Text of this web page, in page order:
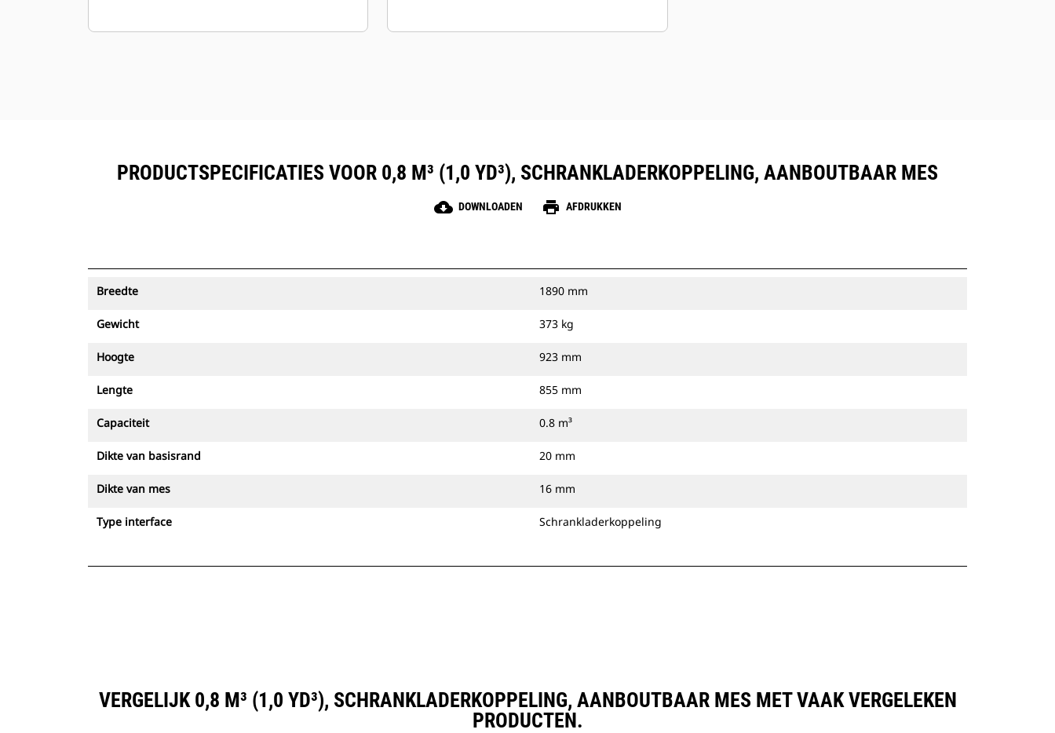
PRODUCTSPECIFICATIES VOOR 0,8 M³ (1,0 YD³), SCHRANKLADERKOPPELING, AANBOUTBAAR MES
cloud_download DOWNLOADEN print AFDRUKKEN
Breedte 1890 mm
Gewicht 373 kg
Hoogte 923 mm
Lengte 855 mm
Capaciteit 0.8 m³
Dikte van basisrand 20 mm
Dikte van mes 16 mm
Type interface Schrankladerkoppeling
VERGELIJK 0,8 M³ (1,0 YD³), SCHRANKLADERKOPPELING, AANBOUTBAAR MES MET VAAK VERGELEKEN
PRODUCTEN.